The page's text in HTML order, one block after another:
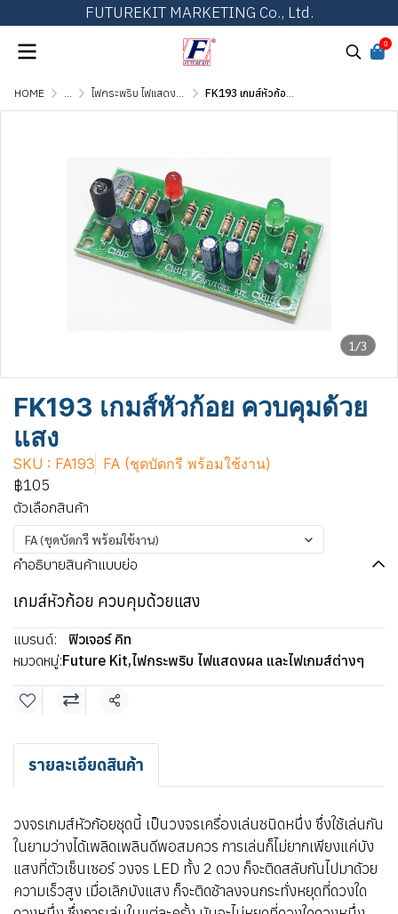
FUTUREKIT MARKETING Co., Ltd.
0
HOME ... ไฟกระพริบ ไฟแสดงผล และไฟเกมส์ต่างๆ FK193 เกมส์หัวก้อย ควบคุมด้วยแสง
1/3
FK193 เกมส์หัวก้อย ควบคุมด้วย
แสง
SKU : FA193 FA (ชุดบัดกรี พร้อมใช้งาน)
฿105
ตัวเลือกสินค้า
FA (ชุดบัดกรี พร้อมใช้งาน)
คำอธิบายสินค้าแบบย่อ
เกมส์หัวก้อย ควบคุมด้วยแสง
แบรนด์:
ฟิวเจอร์ คิท
หมวดหมู่:Future Kit,ไฟกระพริบ ไฟแสดงผล และไฟเกมส์ต่างๆ
แชร์
รายละเอียดสินค้า
วงจรเกมส์หัวก้อยชุดนี้ เป็นวงจรเครื่องเล่นชนิดหนึ่ง ซึ่งใช้เล่นกัน
ในยามว่างได้เพลิดเพลินดีพอสมควร การเล่นก็ไม่ยากเพียงแค่บัง
แสงที่ตัวเซ็นเซอร์ วงจร LED ทั้ง 2 ดวง ก็จะติดสลับกันไปมาด้วย
ความเร็วสูง เมื่อเลิกบังแสง ก็จะติดช้าลงจนกระทั่งหยุดที่ดวงใด